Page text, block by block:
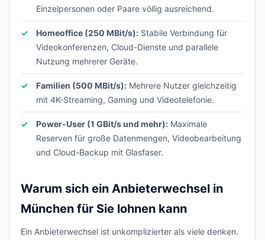
Einzelpersonen oder Paare völlig ausreichend.
Homeoffice (250 MBit/s): Stabile Verbindung für
Videokonferenzen, Cloud-Dienste und parallele
Nutzung mehrerer Geräte.
Familien (500 MBit/s): Mehrere Nutzer gleichzeitig
mit 4K-Streaming, Gaming und Videotelefonie.
Power-User (1 GBit/s und mehr): Maximale
Reserven für große Datenmengen, Videobearbeitung
und Cloud-Backup mit Glasfaser.
Warum sich ein Anbieterwechsel in
München für Sie lohnen kann
Ein Anbieterwechsel ist unkomplizierter als viele denken.